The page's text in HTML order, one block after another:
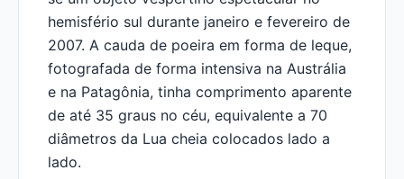
hemisfério sul durante janeiro e fevereiro de
2007. A cauda de poeira em forma de leque,
fotografada de forma intensiva na Austrália
e na Patagônia, tinha comprimento aparente
de até 35 graus no céu, equivalente a 70
diâmetros da Lua cheia colocados lado a
lado.